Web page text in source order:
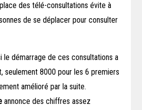
des télé-consultations évite à
de se déplacer pour consulter
le démarrage de ces consultations a
seulement 8000 pour les 6 premiers
amélioré par la suite.
annonce des chiffres assez